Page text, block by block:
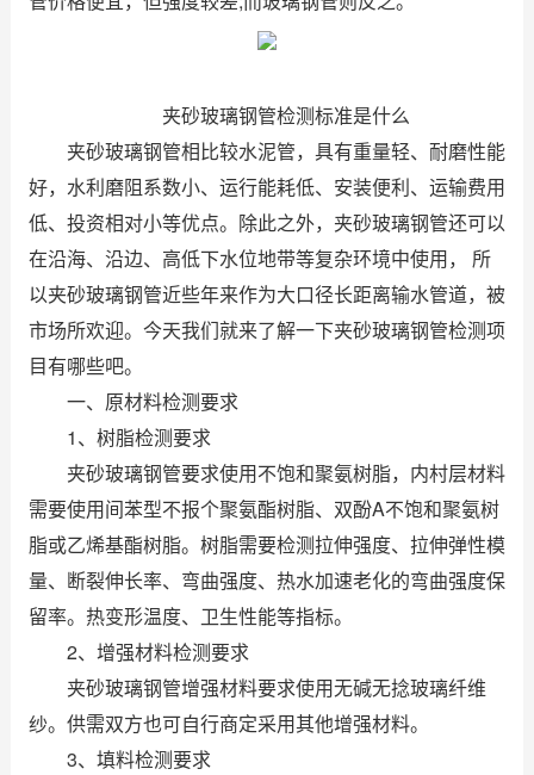
夹砂玻璃钢管检测标准是什么
夹砂玻璃钢管相比较水泥管，具有重量轻、耐磨性能
好，水利磨阻系数小、运行能耗低、安装便利、运输费用
低、投资相对小等优点。除此之外，夹砂玻璃钢管还可以
在沿海、沿边、高低下水位地带等复杂环境中使用， 所
以夹砂玻璃钢管近些年来作为大口径长距离输水管道，被
市场所欢迎。今天我们就来了解一下夹砂玻璃钢管检测项
目有哪些吧。
一、原材料检测要求
1、树脂检测要求
夹砂玻璃钢管要求使用不饱和聚氨树脂，内村层材料
需要使用间苯型不报个聚氨酯树脂、双酚A不饱和聚氨树
脂或乙烯基酯树脂。树脂需要检测拉伸强度、拉伸弹性模
量、断裂伸长率、弯曲强度、热水加速老化的弯曲强度保
留率。热变形温度、卫生性能等指标。
2、增强材料检测要求
夹砂玻璃钢管增强材料要求使用无碱无捻玻璃纤维
纱。供需双方也可自行商定采用其他增强材料。
3、填料检测要求